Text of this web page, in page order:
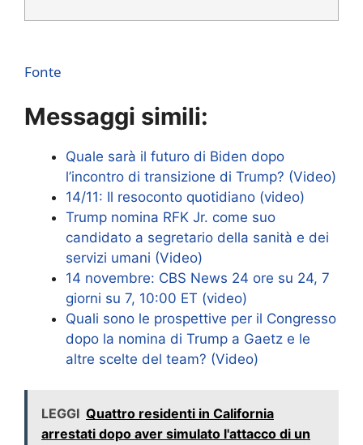
Fonte
Messaggi simili:
Quale sarà il futuro di Biden dopo
l’incontro di transizione di Trump? (Video)
14/11: Il resoconto quotidiano (video)
Trump nomina RFK Jr. come suo
candidato a segretario della sanità e dei
servizi umani (Video)
14 novembre: CBS News 24 ore su 24, 7
giorni su 7, 10:00 ET (video)
Quali sono le prospettive per il Congresso
dopo la nomina di Trump a Gaetz e le
altre scelte del team? (Video)
LEGGI Quattro residenti in California
arrestati dopo aver simulato l'attacco di un